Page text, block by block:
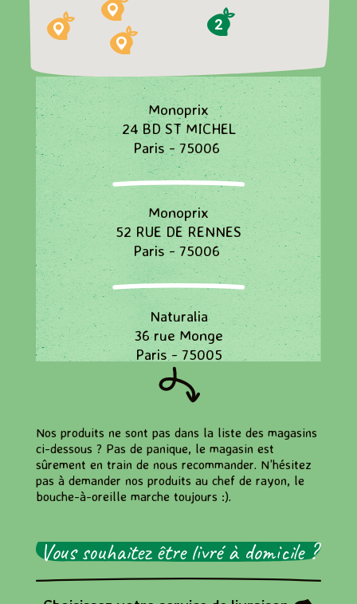
Monoprix
24 BD ST MICHEL
Paris - 75006
Monoprix
52 RUE DE RENNES
Paris - 75006
Naturalia
36 rue Monge
Paris - 75005
78, Boulevard Saint Michel
Paris - 75006
94/96 rue Mouffetard
Paris - 75005
2
Nos produits ne sont pas dans la liste des magasins
ci-dessous ? Pas de panique, le magasin est
sûrement en train de nous recommander. N’hésitez
pas à demander nos produits au chef de rayon, le
bouche-à-oreille marche toujours :).
Vous souhaitez être livré à domicile ?